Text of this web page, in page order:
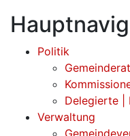
Politik
Gemeinderat
Delegierte |
Verwaltung